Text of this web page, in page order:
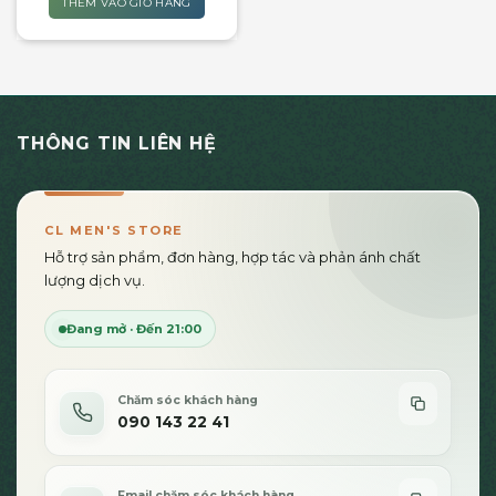
THÊM VÀO GIỎ HÀNG
THÔNG TIN LIÊN HỆ
CL MEN'S STORE
Hỗ trợ sản phẩm, đơn hàng, hợp tác và phản ánh chất
lượng dịch vụ.
Đang mở · Đến 21:00
Chăm sóc khách hàng
090 143 22 41